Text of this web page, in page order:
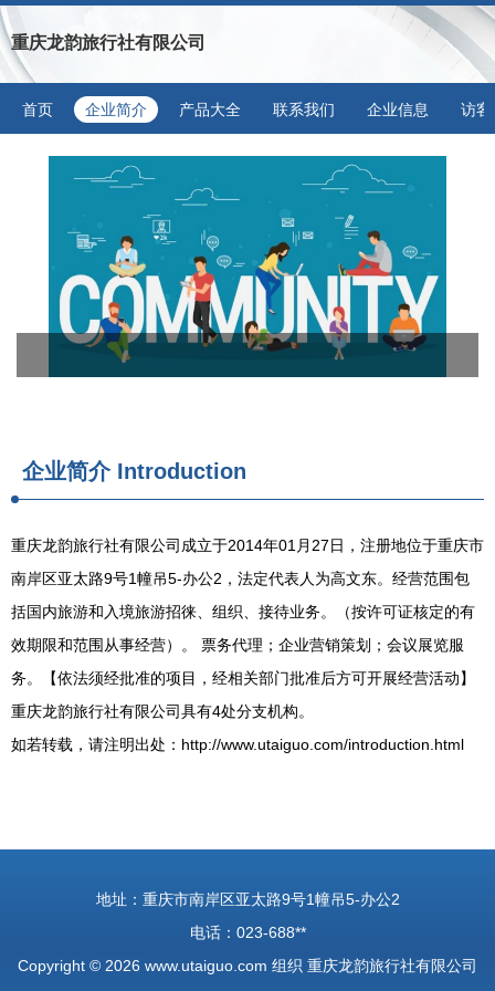
重庆龙韵旅行社有限公司
首页 企业简介 产品大全 联系我们 企业信息 访客
企业简介 Introduction
重庆龙韵旅行社有限公司成立于2014年01月27日，注册地位于重庆市
南岸区亚太路9号1幢吊5-办公2，法定代表人为高文东。经营范围包
括国内旅游和入境旅游招徕、组织、接待业务。（按许可证核定的有
效期限和范围从事经营）。 票务代理；企业营销策划；会议展览服
务。【依法须经批准的项目，经相关部门批准后方可开展经营活动】
重庆龙韵旅行社有限公司具有4处分支机构。
如若转载，请注明出处：http://www.utaiguo.com/introduction.html
地址：重庆市南岸区亚太路9号1幢吊5-办公2
电话：023-688**
Copyright © 2026 www.utaiguo.com 组织 重庆龙韵旅行社有限公司